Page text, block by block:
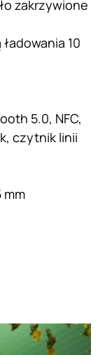
zakrzywione
10
5.0, NFC,
czytnik linii
mm